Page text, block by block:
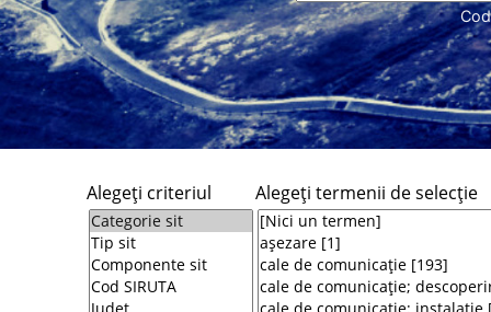
Cod
Alegeţi criteriul Alegeţi termenii de selecţie